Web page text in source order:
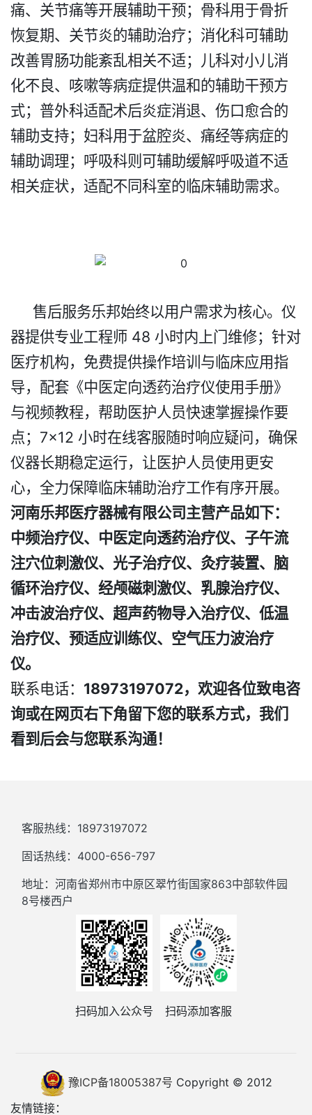
痛、关节痛等开展辅助干预；骨科用于骨折
恢复期、关节炎的辅助治疗；消化科可辅助
改善胃肠功能紊乱相关不适；儿科对小儿消
化不良、咳嗽等病症提供温和的辅助干预方
式；普外科适配术后炎症消退、伤口愈合的
辅助支持；妇科用于盆腔炎、痛经等病症的
辅助调理；呼吸科则可辅助缓解呼吸道不适
相关症状，适配不同科室的临床辅助需求。​
售后服务乐邦始终以用户需求为核心。仪
器提供专业工程师 48 小时内上门维修；针对
医疗机构，免费提供操作培训与临床应用指
导，配套《中医定向透药治疗仪使用手册》
与视频教程，帮助医护人员快速掌握操作要
点；7×12 小时在线客服随时响应疑问，确保
仪器长期稳定运行，让医护人员使用更安
心，全力保障临床辅助治疗工作有序开展。
河南乐邦医疗器械有限公司主营产品如下：
中频治疗仪、中医定向透药治疗仪、子午流
注穴位刺激仪、光子治疗仪、灸疗装置、脑
循环治疗仪、经颅磁刺激仪、乳腺治疗仪、
冲击波治疗仪、超声药物导入治疗仪、低温
治疗仪、预适应训练仪、空气压力波治疗
仪。
联系电话： 18973197072，欢迎各位致电咨
询或在网页右下角留下您的联系方式，我们
看到后会与您联系沟通！
客服热线：18973197072
固话热线：4000-656-797
地址：河南省郑州市中原区翠竹街国家863中部软件园
8号楼西户
扫码加入公众号 扫码添加客服
豫ICP备18005387号 Copyright © 2012
友情链接：